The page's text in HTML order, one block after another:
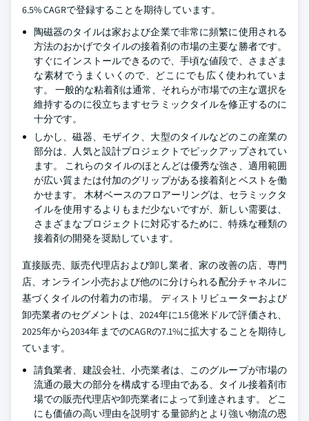
6.5% CAGRで登録することを期待しています。
陶磁器のタイルは家および企業で非常に頻繁に使用される
方法のおかげでタイルの接着剤の市場の主要な勝者です。
すぐにインストールできるので、手頃な値段で、さまざま
な素材でうまくいくので、どこにでも広く使われていま
す。 一般的な粘着剤は通常、それらが市場での主な選択を
維持するのに役立ちますセラミックタイルを修正するのに
十分です。
しかし、磁器、モザイク、大型のタイルなどのこの産業の
部分は、人気と設計プロジェクトでピックアップされてい
ます。 これらのタイルのほとんどは優秀な強さ、適用範囲
が広い質または付加のグリップがある接着剤とベストを働
かせます。 木材ベースのフロアーリングは、セラミックタ
イルを使用するよりもまだ少ないですが、新しい需要は、
さまざまなプロジェクトに対応するために、特殊な種類の
接着剤の開発を奨励しています。
直接販売、販売代理店および卸し業者、家の改善の店、専門
店、オンライン小売および他のに分けられる配分チャネルに
基づくタイルの付着力の市場。 ディストリビューターおよび
卸売業者のセグメントは、2024年に1.5億米ドルで評価され、
2025年から2034年までのCAGRの7.1%に拡大することを期待し
ています。
請負業者、建設会社、小売業者は、このグループが市場の
流通の最大の部分を構成する理由である、タイル接着剤市
場での販売代理店や卸売業者によって到達されます。 どこ
にも価値の高い理由を説明する量節約とより強い物流の恩